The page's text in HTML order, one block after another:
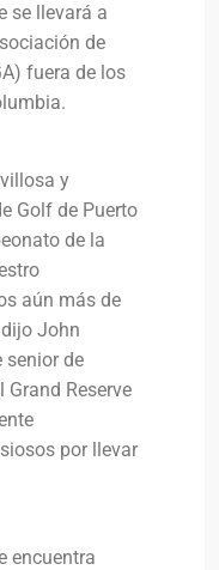
se llevará a
de
fuera de los
y
Golf de Puerto
de la
aún más de
John
senior de
Grand Reserve
por llevar
encuentra